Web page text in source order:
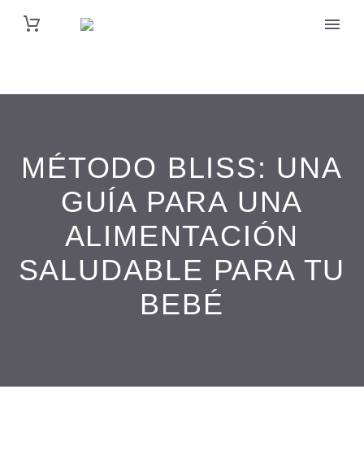
MÉTODO BLISS: UNA
GUÍA PARA UNA
ALIMENTACIÓN
SALUDABLE PARA TU
BEBÉ